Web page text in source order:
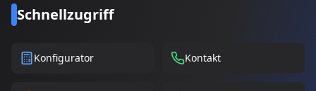
Schnellzugriff
Konfigurator Kontakt